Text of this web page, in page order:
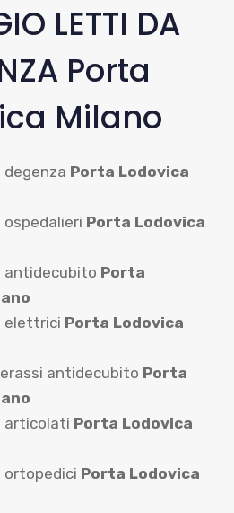
LETTI DA
Porta
Milano
Porta Lodovica
Porta Lodovica
antidecubito Porta
elettrici Porta Lodovica
antidecubito Porta
articolati Porta Lodovica
ortopedici Porta Lodovica